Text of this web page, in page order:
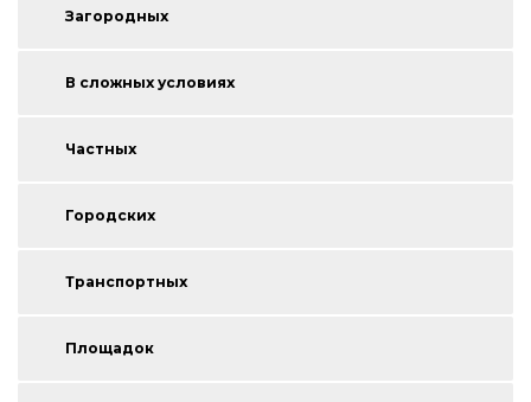
Загородных
В сложных условиях
Частных
Городских
Транспортных
Площадок